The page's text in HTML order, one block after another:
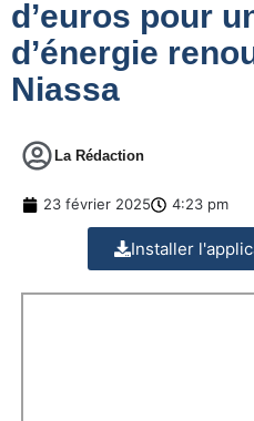
d’euros pour
d’énergie
Niassa
La Rédaction
23 février 2025 4:23 pm
Installer